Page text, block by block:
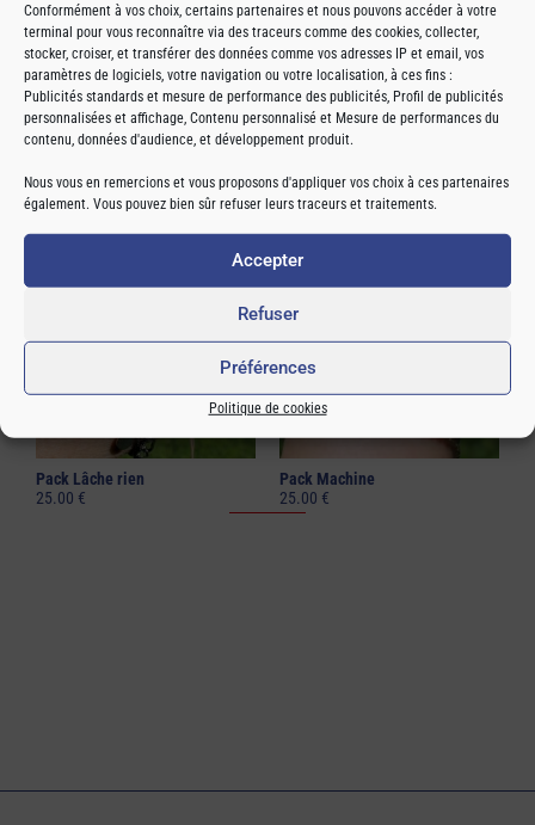
Conformément à vos choix, certains partenaires et nous pouvons accéder à votre
terminal pour vous reconnaître via des traceurs comme des cookies, collecter,
stocker, croiser, et transférer des données comme vos adresses IP et email, vos
paramètres de logiciels, votre navigation ou votre localisation, à ces fins :
Publicités standards et mesure de performance des publicités, Profil de publicités
personnalisées et affichage, Contenu personnalisé et Mesure de performances du
contenu, données d'audience, et développement produit.
Nous vous en remercions et vous proposons d'appliquer vos choix à ces partenaires
également. Vous pouvez bien sûr refuser leurs traceurs et traitements.
Accepter
Refuser
Préférences
Politique de cookies
Fraise pistache
Funck trail
Giclette
Grifouille
Joyeux run noyel
La loverette
Lamalou
Lucifer
Luciole
Mal barrées
Reines de la basket
Wtf rose
FILTRER EFFACER
Pack Lâche rien
25.00 €
Pack Machine
25.00 €